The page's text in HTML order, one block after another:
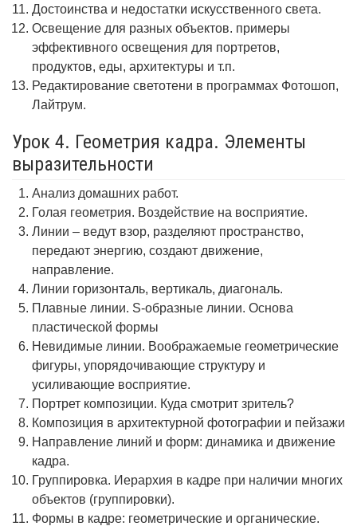
Достоинства и недостатки искусственного света.
Освещение для разных объектов. примеры
эффективного освещения для портретов,
продуктов, еды, архитектуры и т.п.
Редактирование светотени в программах Фотошоп,
Лайтрум.
Урок 4. Геометрия кадра. Элементы
выразительности
Анализ домашних работ.
Голая геометрия. Воздействие на восприятие.
Линии – ведут взор, разделяют пространство,
передают энергию, создают движение,
направление.
Линии горизонталь, вертикаль, диагональ.
Плавные линии. S-образные линии. Основа
пластической формы
Невидимые линии. Воображаемые геометрические
фигуры, упорядочивающие структуру и
усиливающие восприятие.
Портрет композиции. Куда смотрит зритель?
Композиция в архитектурной фотографии и пейзажи
Направление линий и форм: динамика и движение
кадра.
Группировка. Иерархия в кадре при наличии многих
объектов (группировки).
Формы в кадре: геометрические и органические.